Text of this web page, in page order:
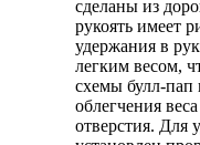
сделаны из
рукоять имеет
удержания в
легким весом,
схемы булл-пап
облегчения
отверстия. Для